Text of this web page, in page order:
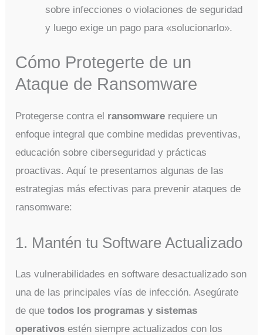
sobre infecciones o violaciones de seguridad
y luego exige un pago para «solucionarlo».
Cómo Protegerte de un
Ataque de Ransomware
Protegerse contra el ransomware requiere un
enfoque integral que combine medidas preventivas,
educación sobre ciberseguridad y prácticas
proactivas. Aquí te presentamos algunas de las
estrategias más efectivas para prevenir ataques de
ransomware:
1. Mantén tu Software Actualizado
Las vulnerabilidades en software desactualizado son
una de las principales vías de infección. Asegúrate
de quetodos los programas y sistemas
operativos estén siempre actualizados con los